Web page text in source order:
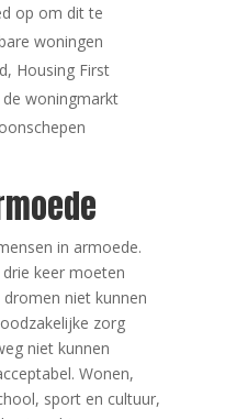
op om dit te
woningen
Housing First
woningmarkt
in armoede.
keer moeten
niet kunnen
zorg
niet kunnen
Wonen,
sport en cultuur,